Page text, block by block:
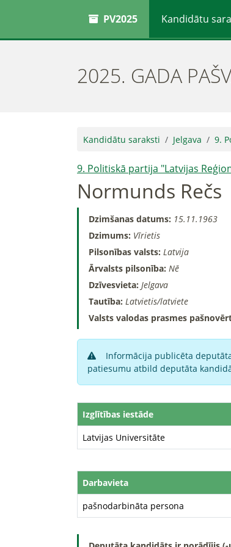
PV2025 Kandidātu
2025. GADA
Kandidātu saraksti Jelgava 9.
9. Politiskā partija "Latvijas
Normunds Rečs
Dzimšanas datums: 15.11.1963
Dzimums: Vīrietis
Pilsonības valsts: Latvija
Ārvalsts pilsonība: Nē
Dzīvesvieta: Jelgava
Tautība: Latvietis/latviete
Valsts valodas prasmes
Informācija publicēta
patiesumu atbild deputāta
Izglītības iestāde
Latvijas Universitāte
Darbavieta
pašnodarbināta persona